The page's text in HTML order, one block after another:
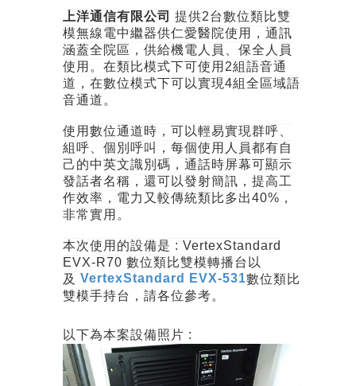
上洋通信有限公司 提供2台數位類比雙
模無線電中繼器供仁愛醫院使用，通訊
涵蓋全院區，供給機電人員、保全人員
使用。在類比模式下可使用2組語音通
道，在數位模式下可以實現4組全區域語
音通道。
使用數位通道時，可以輕易實現群呼、
組呼、個別呼叫，每個使用人員都有自
己的中英文識別碼，通話時屏幕可顯示
發話者名稱，還可以發射簡訊，提高工
作效率，電力又較傳統類比多出40%，
非常實用。
本次使用的設備是 : VertexStandard
EVX-R70 數位類比雙模轉播台以
及 VertexStandard EVX-531數位類比
雙模手持台，請各位參考。
以下為本案設備照片 :